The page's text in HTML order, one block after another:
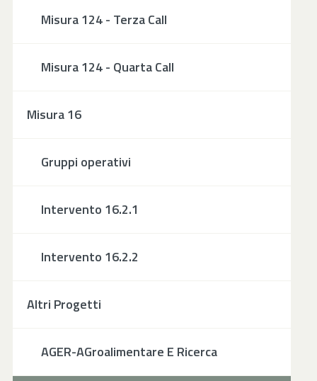
Misura 124 - Terza Call
Misura 124 - Quarta Call
Misura 16
Gruppi operativi
Intervento 16.2.1
Intervento 16.2.2
Altri Progetti
AGER-AGroalimentare E Ricerca